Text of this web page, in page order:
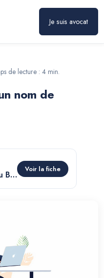
Je suis avocat
de lecture :4 min.
nom de
Me Mathieu Mathieu Berthelot
Voir la fiche